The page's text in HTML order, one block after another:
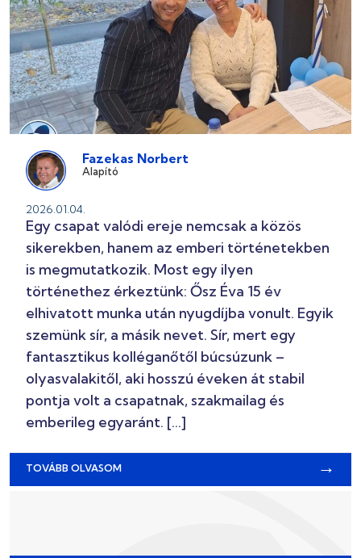
Fazekas Norbert
Alapító
2026.01.04.
Egy csapat valódi ereje nemcsak a közös
sikerekben, hanem az emberi történetekben
is megmutatkozik. Most egy ilyen
történethez érkeztünk: Ősz Éva 15 év
elhivatott munka után nyugdíjba vonult. Egyik
szemünk sír, a másik nevet. Sír, mert egy
fantasztikus kolléganőtől búcsúzunk –
olyasvalakitől, aki hosszú éveken át stabil
pontja volt a csapatnak, szakmailag és
emberileg egyaránt. […]
TOVÁBB OLVASOM →